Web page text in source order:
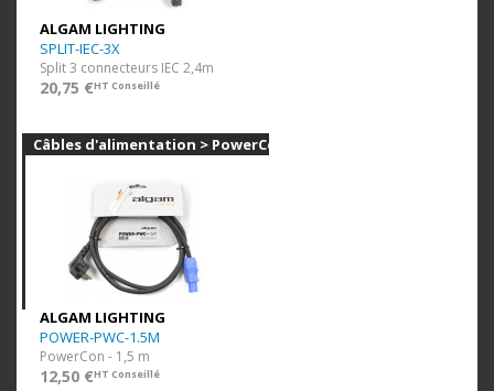
ALGAM LIGHTING
SPLIT-IEC-3X
Split 3 connecteurs IEC 2,4m
20,75 €HT Conseillé
Câbles d'alimentation > PowerCon
ALGAM LIGHTING
POWER-PWC-1.5M
PowerCon - 1,5 m
12,50 €HT Conseillé